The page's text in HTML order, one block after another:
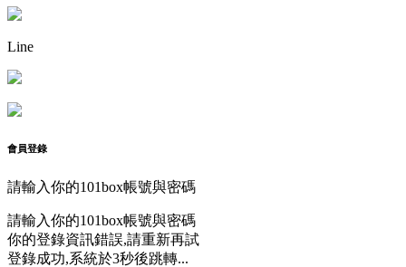
Line
會員登錄
請輸入你的101box帳號與密碼
請輸入你的101box帳號與密碼
你的登錄資訊錯誤,請重新再試
登錄成功,系統於3秒後跳轉...